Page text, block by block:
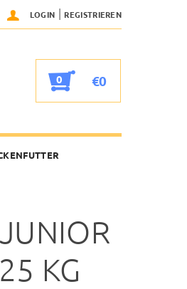
LOGIN | REGISTRIEREN
0 €0
KG